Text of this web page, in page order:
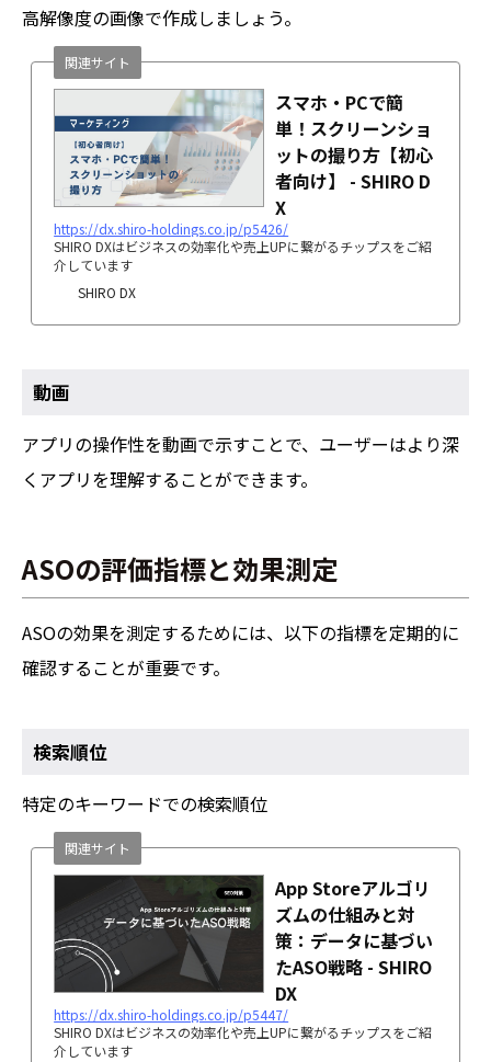
高解像度の画像で作成しましょう。
スマホ・PCで簡
単！スクリーンショ
ットの撮り方【初心
者向け】 - SHIRO D
X
https://dx.shiro-holdings.co.jp/p5426/
SHIRO DXはビジネスの効率化や売上UPに繋がるチップスをご紹
介しています
SHIRO DX
関連サイト
動画
アプリの操作性を動画で示すことで、ユーザーはより深
くアプリを理解することができます。
ASOの評価指標と効果測定
ASOの効果を測定するためには、以下の指標を定期的に
確認することが重要です。
検索順位
特定のキーワードでの検索順位
App Storeアルゴリ
ズムの仕組みと対
策：データに基づい
たASO戦略 - SHIRO
DX
https://dx.shiro-holdings.co.jp/p5447/
SHIRO DXはビジネスの効率化や売上UPに繋がるチップスをご紹
介しています
関連サイト